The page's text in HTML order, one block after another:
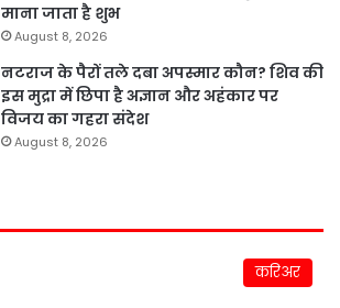
माना जाता है शुभ
August 8, 2026
नटराज के पैरों तले दबा अपस्मार कौन? शिव की
इस मुद्रा में छिपा है अज्ञान और अहंकार पर
विजय का गहरा संदेश
August 8, 2026
करिअर